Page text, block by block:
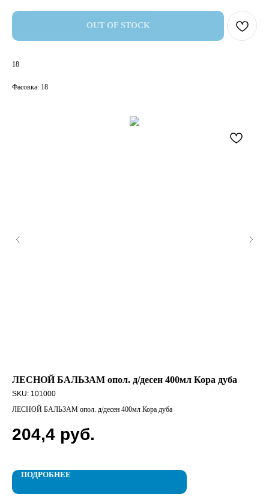
OUT OF STOCK
18
Фасовка: 18
ЛЕСНОЙ БАЛЬЗАМ опол. д/десен 400мл Кора дуба
SKU: 101000
ЛЕСНОЙ БАЛЬЗАМ опол. д/десен 400мл Кора дуба
204,4 руб.
ПОДРОБНЕЕ